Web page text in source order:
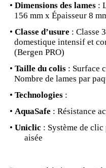
• Dimensions des lames :
156 mm x Épaisseur 8
• Classe d’usure : Classe
domestique intensif et
(Bergen PRO)
• Taille du colis : Surface
Nombre de lames par
• Technologies :
• AquaSafe : Résistance
• Uniclic : Système de
aisée